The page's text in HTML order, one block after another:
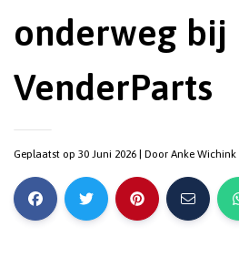
onderweg bij
VenderParts
Geplaatst op 30 Juni 2026 | Door Anke Wichink